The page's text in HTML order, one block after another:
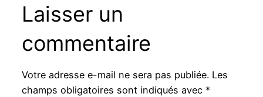
Laisser un
commentaire
Votre adresse e-mail ne sera pas publiée. Les
champs obligatoires sont indiqués avec *